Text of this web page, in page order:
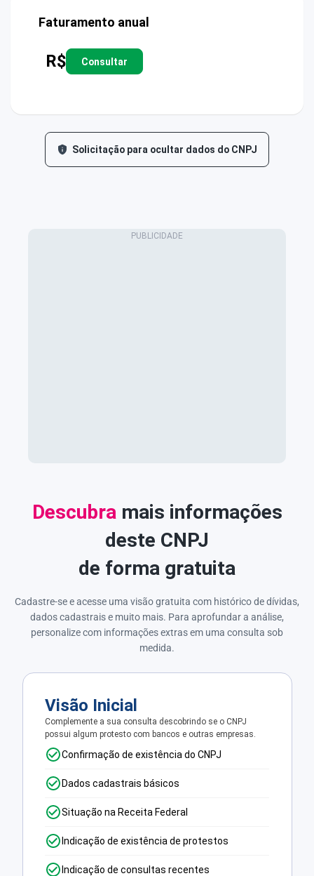
Faturamento anual
R$ Consultar
Solicitação para ocultar dados do CNPJ
Descubramais informações
deste CNPJ
de forma gratuita
Cadastre-se e acesse uma visão gratuita com histórico de dívidas,
dados cadastrais e muito mais. Para aprofundar a análise,
personalize com informações extras em uma consulta sob
medida.
Visão Inicial
Complemente a sua consulta descobrindo se o CNPJ
possui algum protesto com bancos e outras empresas.
Confirmação de existência do CNPJ
Dados cadastrais básicos
Situação na Receita Federal
Indicação de existência de protestos
Indicação de consultas recentes